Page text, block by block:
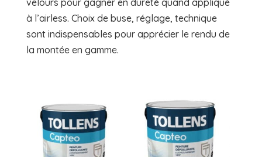
velours pour gagner en dureté quand appliqué
à l’airless. Choix de buse, réglage, technique
sont indispensables pour apprécier le rendu de
la montée en gamme.